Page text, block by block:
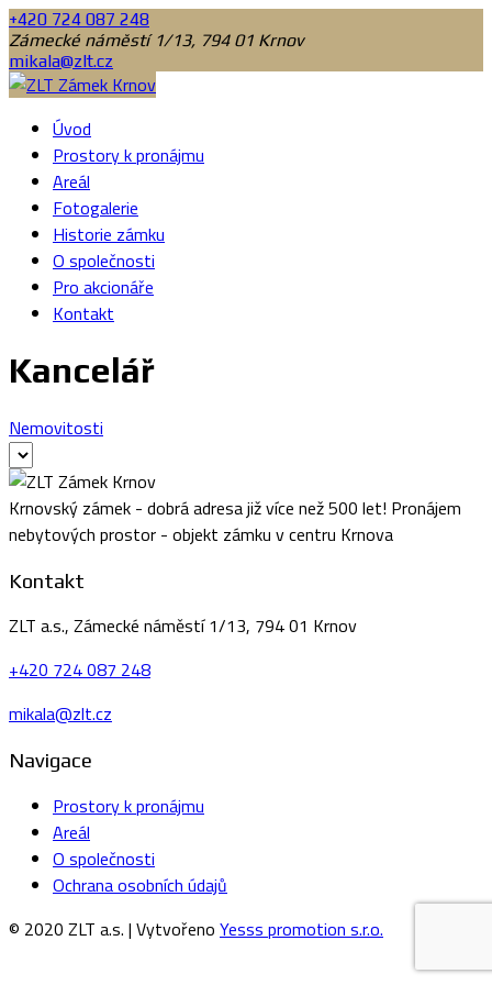
+420 724 087 248
Zámecké náměstí 1/13, 794 01 Krnov
mikala@zlt.cz
Úvod
Prostory k pronájmu
Areál
Fotogalerie
Historie zámku
O společnosti
Pro akcionáře
Kontakt
Kancelář
Nemovitosti
Krnovský zámek - dobrá adresa již více než 500 let! Pronájem
nebytových prostor - objekt zámku v centru Krnova
Kontakt
ZLT a.s., Zámecké náměstí 1/13, 794 01 Krnov
+420 724 087 248
mikala@zlt.cz
Navigace
Prostory k pronájmu
Areál
O společnosti
Ochrana osobních údajů
© 2020 ZLT a.s. | Vytvořeno Yesss promotion s.r.o.